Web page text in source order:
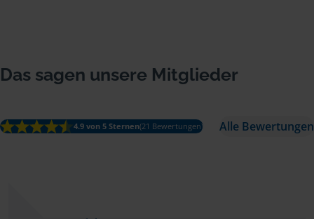
Das sagen unsere Mitglieder
4.9 von 5 Sternen(21 Bewertungen) Alle Bewertungen